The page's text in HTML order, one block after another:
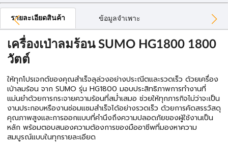
รายละเอียดสินค้า ข้อมูลจำเพาะ
เครื่องเป่าลมร้อน SUMO HG1800 1800
วัตต์
ให้ทุกโปรเจกต์ของคุณสำเร็จลุล่วงอย่างประณีตและรวดเร็ว ด้วยเครื่อง
เป่าลมร้อน จาก SUMO รุ่น HG1800 มอบประสิทธิภาพการทำงานที่
แม่นยำด้วยการกระจายความร้อนที่สม่ำเสมอ ช่วยให้ทุกภารกิจไม่ว่าจะเป็น
งานประกอบหรืองานซ่อมแซมสำเร็จได้อย่างรวดเร็ว ด้วยการคัดสรรวัสดุ
คุณภาพสูงและการออกแบบที่คำนึงถึงความปลอดภัยของผู้ใช้งานเป็น
หลัก พร้อมตอบสนองความต้องการของมืออาชีพที่มองหาความ
สมบูรณ์แบบในทุกรายละเอียด